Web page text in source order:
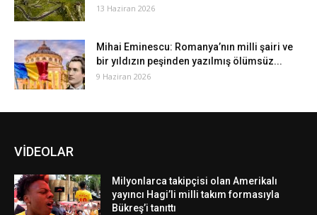
13 Haziran 2026
Mihai Eminescu: Romanya’nın milli şairi ve
bir yıldızın peşinden yazılmış ölümsüz...
9 Haziran 2026
VİDEOLAR
Milyonlarca takipçisi olan Amerikalı
yayıncı Hagi’li milli takım formasıyla
Bükreş’i tanıttı